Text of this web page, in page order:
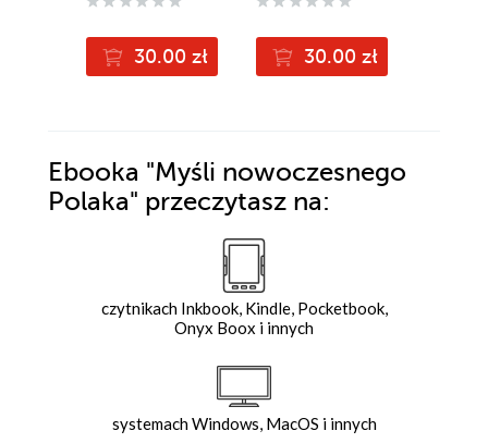
30.00 zł 30.00 zł
Ebooka "Myśli nowoczesnego
Polaka" przeczytasz na:
czytnikach Inkbook, Kindle, Pocketbook,
Onyx Boox i innych
systemach Windows, MacOS i innych